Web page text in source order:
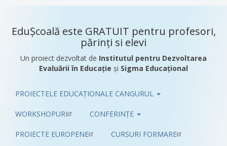
EduȘcoală este GRATUIT pentru profesori,
părinți si elevi
Un proiect dezvoltat de Institutul pentru Dezvoltarea
Evaluării în Educație și Sigma Educațional
Pub
PROIECTELE EDUCAȚIONALE CANGURUL
WORKSHOPURI CONFERINȚE
PROIECTE EUROPENE CURSURI FORMARE